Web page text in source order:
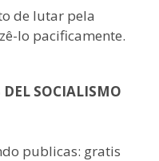
de lutar pela
lo pacificamente.
SOCIALISMO
publicas: gratis